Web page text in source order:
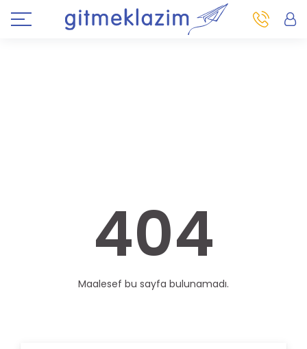
404
Maalesef bu sayfa bulunamadı.